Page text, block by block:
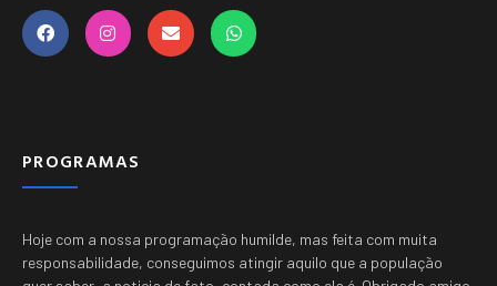
PROGRAMAS
Hoje com a nossa programação humilde, mas feita com muita
responsabilidade, conseguimos atingir aquilo que a população